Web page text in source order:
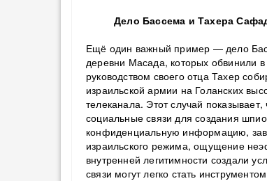
Дело Бассема и Тахера
Ещё один важный пример — дело
деревни Масада, которых обвинили
руководством своего отца Тахер
израильской армии на Голанских
телеканала. Этот случай
социальные связи для создания
конфиденциальную информацию,
израильского режима, ощущение
внутренней легитимности создали
связи могут легко стать